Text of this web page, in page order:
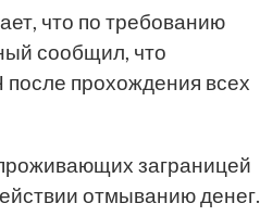
что по требованию
сообщил, что
прохождения всех
заграницей
отмыванию денег.